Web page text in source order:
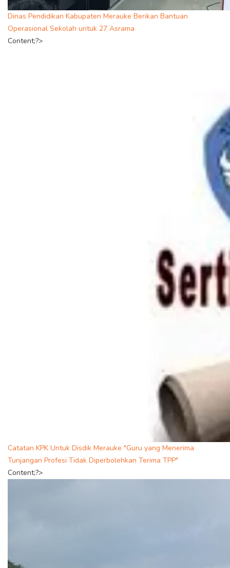
Dinas Pendidikan Kabupaten Merauke Berikan Bantuan
Operasional Sekolah untuk 27 Asrama
Content;?>
Catatan KPK Untuk Disdik Merauke "Guru yang Menerima
Tunjangan Profesi Tidak Diperbolehkan Terima TPP"
Content;?>